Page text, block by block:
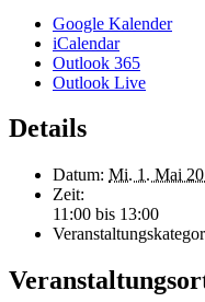
Google Kalender
iCalendar
Outlook 365
Outlook Live
Details
Datum: Mi. 1. Mai
Zeit:
11:00 bis 13:00